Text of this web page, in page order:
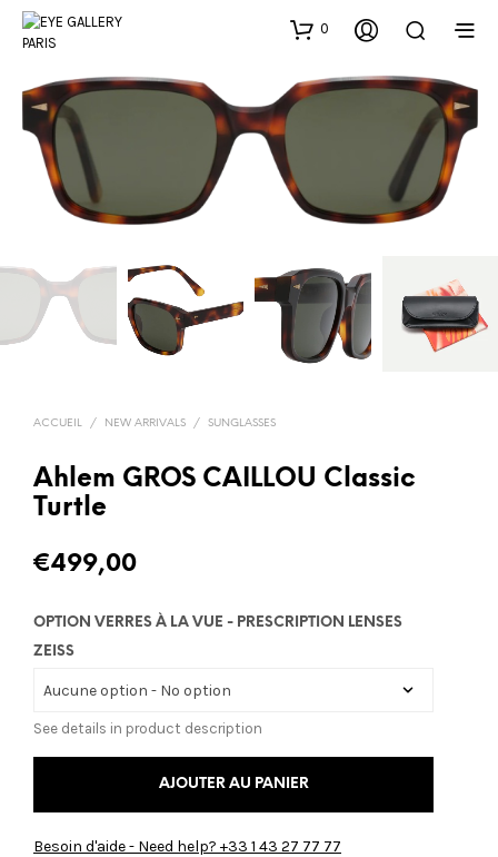
0
ACCUEIL / NEW ARRIVALS / SUNGLASSES
Ahlem GROS CAILLOU Classic
Turtle
€499,00
OPTION VERRES À LA VUE - PRESCRIPTION LENSES
ZEISS
See details in product description
AJOUTER AU PANIER
Besoin d'aide - Need help? +33 1 43 27 77 77